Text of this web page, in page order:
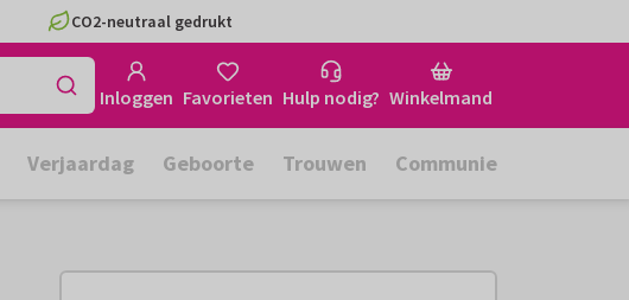
CO2-neutraal gedrukt
Inloggen Favorieten Hulp nodig? Winkelmand
Verjaardag Geboorte Trouwen Communie